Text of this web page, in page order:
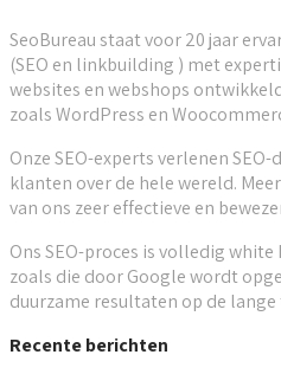
SeoBureau staat voor 20 jaar
(SEO en linkbuilding ) met
websites en webshops
zoals WordPress en
Onze SEO-experts verlenen
klanten over de hele wereld.
van ons zeer effectieve en
Ons SEO-proces is volledig
zoals die door Google wordt
duurzame resultaten op de
Recente berichten